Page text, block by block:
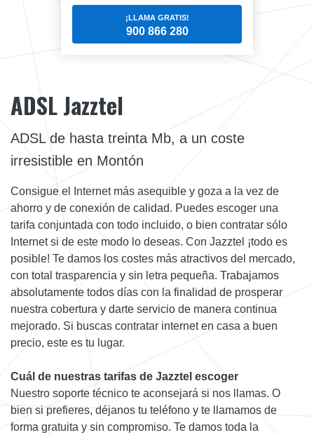
¡LLAMA GRATIS!
900 866 280
ADSL Jazztel
ADSL de hasta treinta Mb, a un coste
irresistible en Montón
Consigue el Internet más asequible y goza a la vez de
ahorro y de conexión de calidad. Puedes escoger una
tarifa conjuntada con todo incluido, o bien contratar sólo
Internet si de este modo lo deseas. Con Jazztel ¡todo es
posible! Te damos los costes más atractivos del mercado,
con total trasparencia y sin letra pequeña. Trabajamos
absolutamente todos días con la finalidad de prosperar
nuestra cobertura y darte servicio de manera continua
mejorado. Si buscas contratar internet en casa a buen
precio, este es tu lugar.
Cuál de nuestras tarifas de Jazztel escoger
Nuestro soporte técnico te aconsejará si nos llamas. O
bien si prefieres, déjanos tu teléfono y te llamamos de
forma gratuita y sin compromiso. Te damos toda la